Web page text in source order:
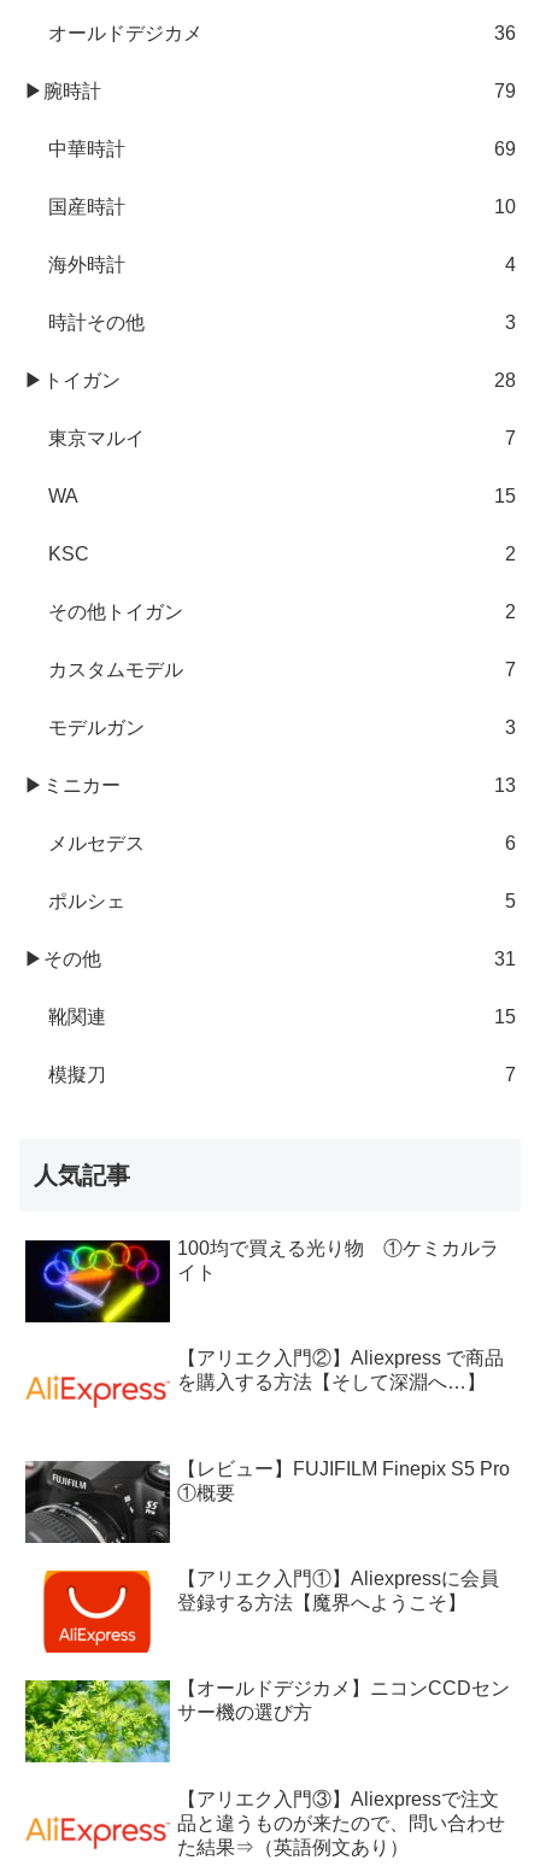
オールドデジカメ 36
▶腕時計 79
中華時計 69
国産時計 10
海外時計 4
時計その他 3
▶トイガン 28
東京マルイ 7
WA 15
KSC 2
その他トイガン 2
カスタムモデル 7
モデルガン 3
▶ミニカー 13
メルセデス 6
ポルシェ 5
▶その他 31
靴関連 15
模擬刀 7
人気記事
100均で買える光り物 ①ケミカルラ
イト
【アリエク入門②】Aliexpress で商品
を購入する方法【そして深淵へ…】
【レビュー】FUJIFILM Finepix S5 Pro
①概要
【アリエク入門①】Aliexpressに会員
登録する方法【魔界へようこそ】
【オールドデジカメ】ニコンCCDセン
サー機の選び方
【アリエク入門③】Aliexpressで注文
品と違うものが来たので、問い合わせ
た結果⇒（英語例文あり）